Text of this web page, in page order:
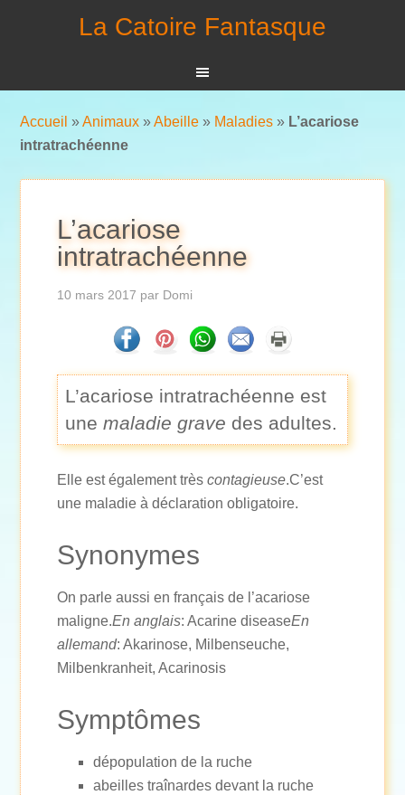
La Catoire Fantasque
Accueil »Animaux »Abeille » Maladies » L’acariose
intratrachéenne
L’acariose
intratrachéenne
10 mars 2017 par Domi
L’acariose intratrachéenne est
unemaladie grave des adultes.
Elle est également trèscontagieuse.C’est
une maladie à déclaration obligatoire.
Synonymes
On parle aussi en français de l’acariose
maligne.En anglais: Acarine diseaseEn
allemand: Akarinose, Milbenseuche,
Milbenkranheit, Acarinosis
Symptômes
dépopulation de la ruche
abeilles traînardes devant la ruche